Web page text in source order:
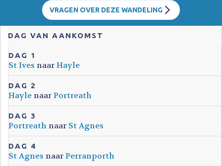
VRAGEN OVER DEZE WANDELING
DAG VAN AANKOMST
DAG 1
St Ives naarHayle
DAG 2
HaylenaarPortreath
DAG 3
Portreathnaar St Agnes
DAG 4
St Agnes naarPerranporth